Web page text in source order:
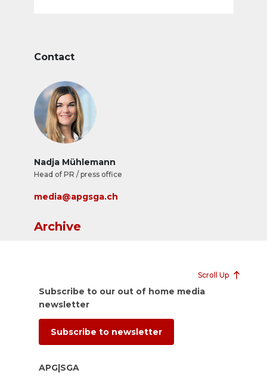
Contact
Nadja Mühlemann
Head of PR / press office
media@apgsga.ch
Archive
Scroll Up
Subscribe to our out of home media
newsletter
Subscribe to newsletter
APG|SGA